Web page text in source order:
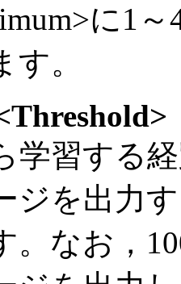
に1～
す。
学習する
ジを出力
。なお，